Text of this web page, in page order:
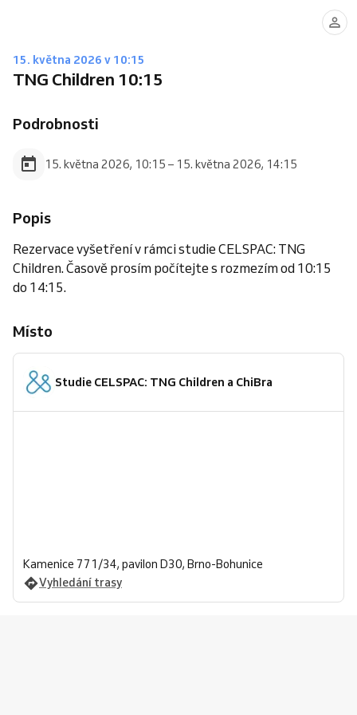
15. května 2026 v 10:15
TNG Children 10:15
Podrobnosti
15. května 2026, 10:15 – 15. května 2026, 14:15
Popis
Rezervace vyšetření v rámci studie CELSPAC: TNG
Children. Časově prosím počítejte s rozmezím od 10:15
do 14:15.
Místo
Studie CELSPAC: TNG Children a ChiBra
Kamenice 771/34, pavilon D30, Brno-Bohunice
Vyhledání trasy